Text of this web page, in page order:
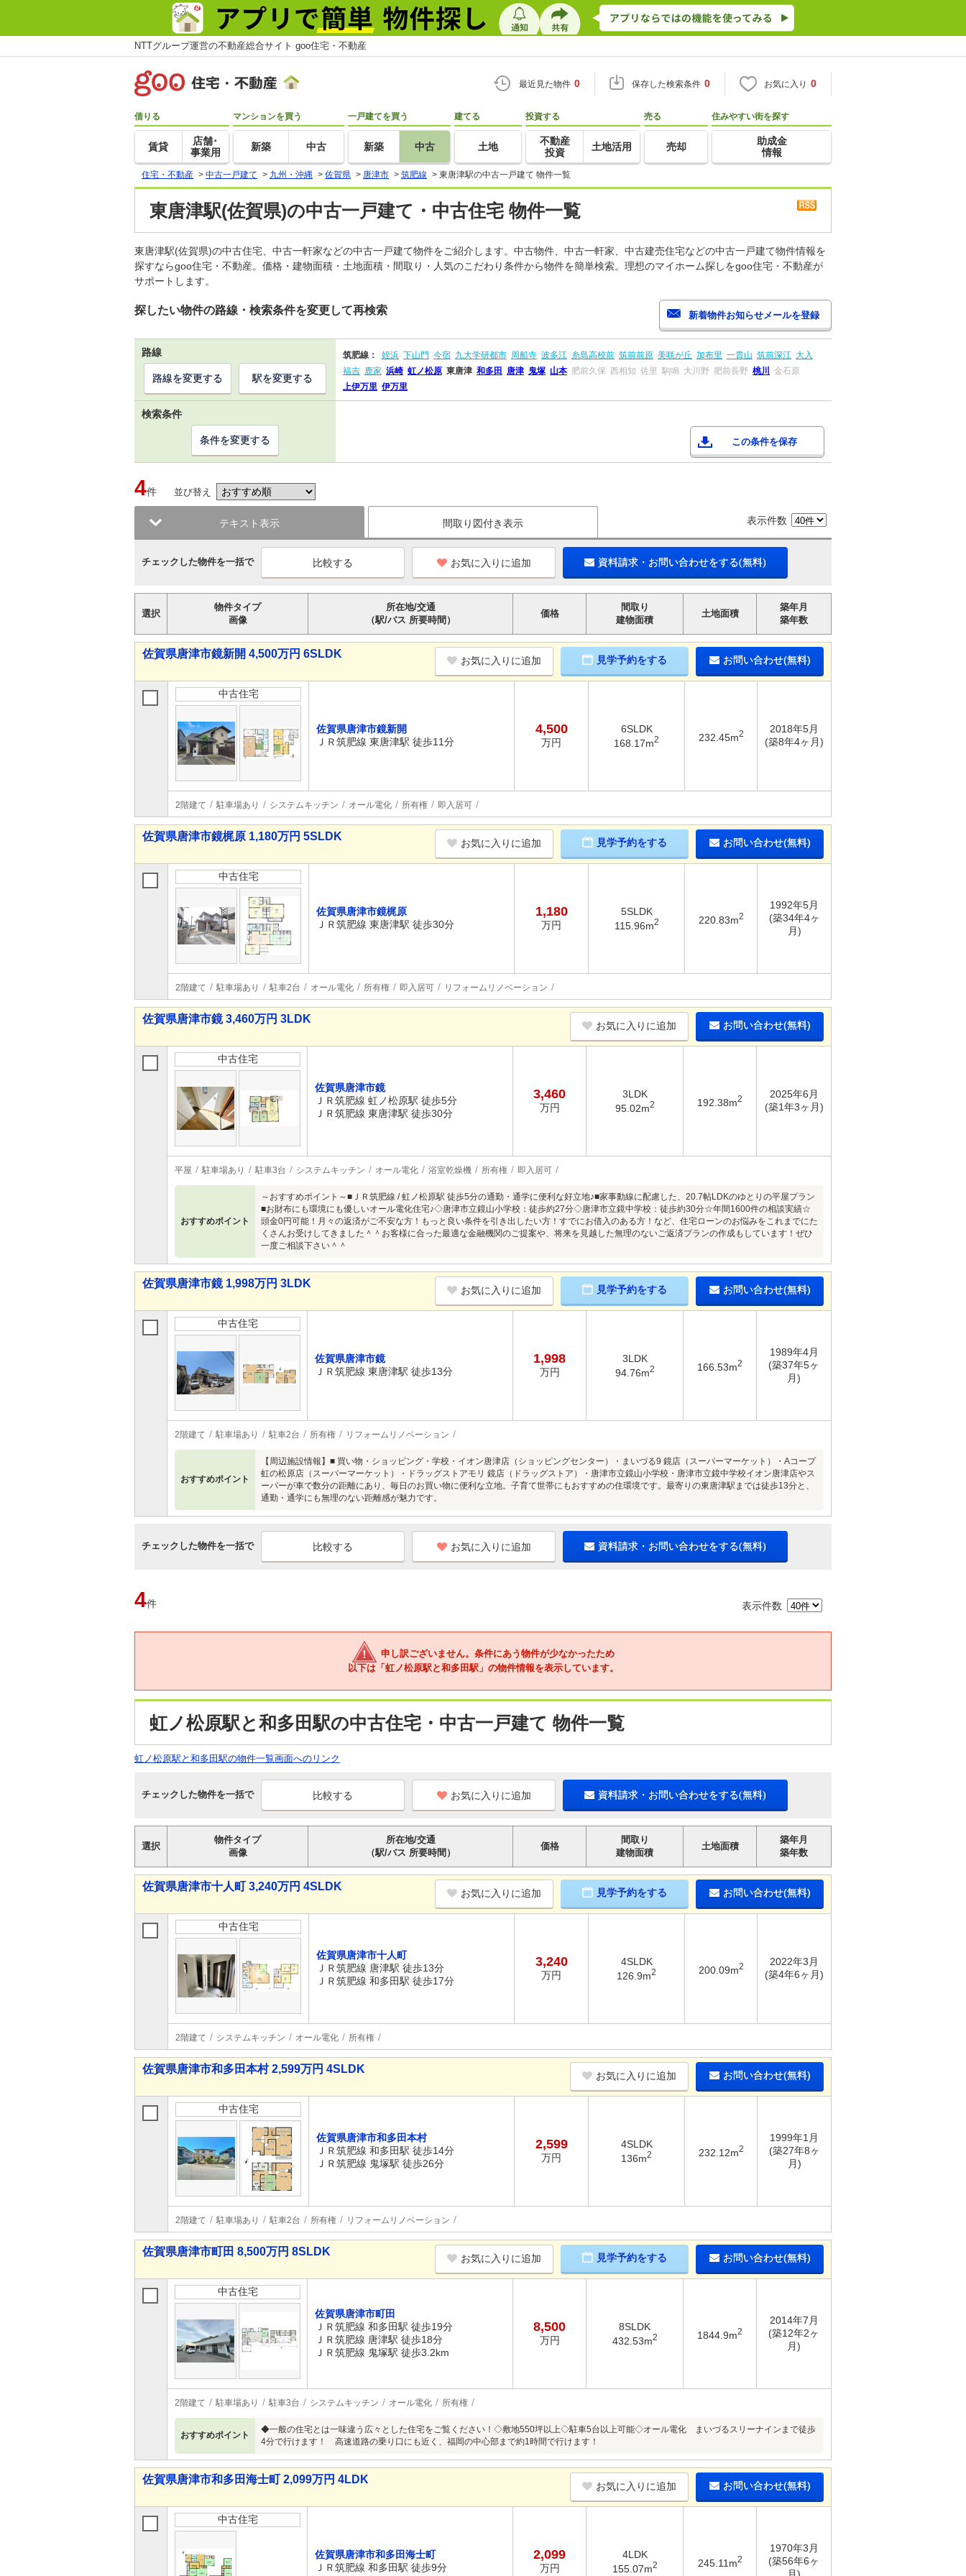
NTTグループ運営の不動産総合サイト goo住宅・不動産
最近見た物件 0 保存した検索条件 0 お気に入り 0
借りる
賃貸
店舗･
事業用
マンションを買う
新築 中古
一戸建てを買う
新築 中古
建てる
土地
投資する
不動産
投資
土地活用
売る
売却
住みやすい街を探す
助成金
情報
住宅・不動産 > 中古一戸建て > 九州・沖縄 > 佐賀県 > 唐津市 > 筑肥線 > 東唐津駅の中古一戸建て 物件一覧
東唐津駅(佐賀県)の中古一戸建て・中古住宅 物件一覧
東唐津駅(佐賀県)の中古住宅、中古一軒家などの中古一戸建て物件をご紹介します。中古物件、中古一軒家、中古建売住宅などの中古一戸建て物件情報を
探すならgoo住宅・不動産。価格・建物面積・土地面積・間取り・人気のこだわり条件から物件を簡単検索。理想のマイホーム探しをgoo住宅・不動産が
サポートします。
探したい物件の路線・検索条件を変更して再検索
路線 筑肥線： 姪浜 下山門 今宿 九大学研都市 周船寺 波多江 糸島高校前 筑前前原 美咲が丘 加布里 一貴山 筑前深江 大入
福吉 鹿家 浜崎 虹ノ松原 東唐津 和多田 唐津 鬼塚 山本 肥前久保 西相知 佐里 駒鳴 大川野 肥前長野 桃川
金石原
上伊万里 伊万里
路線を変更する 駅を変更する
検索条件
この条件を保存
条件を変更する
4件 並び替え
テキスト表示 間取り図付き表示 表示件数
チェックした物件を一括で お気に入りに追加 資料請求・お問い合わせをする(無料)
選択
物件タイプ
画像
所在地/交通
（駅/バス 所要時間）
価格
間取り
建物面積
土地面積
築年月
築年数
佐賀県唐津市鏡新開 4,500万円 6SLDK
お気に入りに追加 見学予約をする お問い合わせ(無料)
中古住宅
佐賀県唐津市鏡新開
ＪＲ筑肥線 東唐津駅 徒歩11分
4,500
万円
6SLDK
168.17m2 232.45m2
2018年5月
(築8年4ヶ月)
2階建て 駐車場あり システムキッチン オール電化 所有権 即入居可
佐賀県唐津市鏡梶原 1,180万円 5SLDK
お気に入りに追加 見学予約をする お問い合わせ(無料)
中古住宅
佐賀県唐津市鏡梶原
ＪＲ筑肥線 東唐津駅 徒歩30分
1,180
万円
5SLDK
115.96m2 220.83m2
1992年5月
(築34年4ヶ
月)
2階建て 駐車場あり 駐車2台 オール電化 所有権 即入居可 リフォームリノベーション
佐賀県唐津市鏡 3,460万円 3LDK
お気に入りに追加 お問い合わせ(無料)
中古住宅
佐賀県唐津市鏡
ＪＲ筑肥線 虹ノ松原駅 徒歩5分
ＪＲ筑肥線 東唐津駅 徒歩30分
3,460
万円
3LDK
95.02m2 192.38m2
2025年6月
(築1年3ヶ月)
平屋 駐車場あり 駐車3台 システムキッチン オール電化 浴室乾燥機 所有権 即入居可
おすすめポイント
～おすすめポイント～■ＪＲ筑肥線 / 虹ノ松原駅 徒歩5分の通勤・通学に便利な好立地♪■家事動線に配慮した、20.7帖LDKのゆとりの平屋プラン
■お財布にも環境にも優しいオール電化住宅♪◇唐津市立鏡山小学校：徒歩約27分◇唐津市立鏡中学校：徒歩約30分☆年間1600件の相談実績☆
頭金0円可能！月々の返済がご不安な方！もっと良い条件を引き出したい方！すでにお借入のある方！など、住宅ローンのお悩みをこれまでにた
くさんお受けしてきました＾＾お客様に合った最適な金融機関のご提案や、将来を見越した無理のないご返済プランの作成もしています！ぜひ
一度ご相談下さい＾＾
佐賀県唐津市鏡 1,998万円 3LDK
お気に入りに追加 見学予約をする お問い合わせ(無料)
中古住宅
佐賀県唐津市鏡
ＪＲ筑肥線 東唐津駅 徒歩13分
1,998
万円
3LDK
94.76m2 166.53m2
1989年4月
(築37年5ヶ
月)
2階建て 駐車場あり 駐車2台 所有権 リフォームリノベーション
おすすめポイント
【周辺施設情報】■ 買い物・ショッピング・学校・イオン唐津店（ショッピングセンター）・まいづる9 鏡店（スーパーマーケット）・Aコープ
虹の松原店（スーパーマーケット）・ドラッグストアモリ 鏡店（ドラッグストア）・唐津市立鏡山小学校・唐津市立鏡中学校イオン唐津店やス
ーパーが車で数分の距離にあり、毎日のお買い物に便利な立地。子育て世帯にもおすすめの住環境です。最寄りの東唐津駅までは徒歩13分と、
通勤・通学にも無理のない距離感が魅力です。
チェックした物件を一括で お気に入りに追加 資料請求・お問い合わせをする(無料)
4件 表示件数
申し訳ございません。条件にあう物件が少なかったため
以下は「虹ノ松原駅と和多田駅」の物件情報を表示しています。
虹ノ松原駅と和多田駅の中古住宅・中古一戸建て 物件一覧
虹ノ松原駅と和多田駅の物件一覧画面へのリンク
チェックした物件を一括で お気に入りに追加 資料請求・お問い合わせをする(無料)
選択
物件タイプ
画像
所在地/交通
（駅/バス 所要時間）
価格
間取り
建物面積
土地面積
築年月
築年数
佐賀県唐津市十人町 3,240万円 4SLDK
お気に入りに追加 見学予約をする お問い合わせ(無料)
中古住宅
佐賀県唐津市十人町
ＪＲ筑肥線 唐津駅 徒歩13分
ＪＲ筑肥線 和多田駅 徒歩17分
3,240
万円
4SLDK
126.9m2 200.09m2
2022年3月
(築4年6ヶ月)
2階建て システムキッチン オール電化 所有権
佐賀県唐津市和多田本村 2,599万円 4SLDK
お気に入りに追加 お問い合わせ(無料)
中古住宅
佐賀県唐津市和多田本村
ＪＲ筑肥線 和多田駅 徒歩14分
ＪＲ筑肥線 鬼塚駅 徒歩26分
2,599
万円
4SLDK
136m2 232.12m2
1999年1月
(築27年8ヶ
月)
2階建て 駐車場あり 駐車2台 所有権 リフォームリノベーション
佐賀県唐津市町田 8,500万円 8SLDK
お気に入りに追加 見学予約をする お問い合わせ(無料)
中古住宅
佐賀県唐津市町田
ＪＲ筑肥線 和多田駅 徒歩19分
ＪＲ筑肥線 唐津駅 徒歩18分
ＪＲ筑肥線 鬼塚駅 徒歩3.2km
8,500
万円
8SLDK
432.53m2 1844.9m2
2014年7月
(築12年2ヶ
月)
2階建て 駐車場あり 駐車3台 システムキッチン オール電化 所有権
おすすめポイント
◆一般の住宅とは一味違う広々とした住宅をご覧ください！◇敷地550坪以上◇駐車5台以上可能◇オール電化 まいづるスリーナインまで徒歩
4分で行けます！ 高速道路の乗り口にも近く、福岡の中心部まで約1時間で行けます！
佐賀県唐津市和多田海士町 2,099万円 4LDK
お気に入りに追加 お問い合わせ(無料)
中古住宅
佐賀県唐津市和多田海士町
ＪＲ筑肥線 和多田駅 徒歩9分
2,099
万円
4LDK
155.07m2 245.11m2
1970年3月
(築56年6ヶ